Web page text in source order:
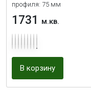
профиля: 75 мм
1731 м.кв.
В корзину